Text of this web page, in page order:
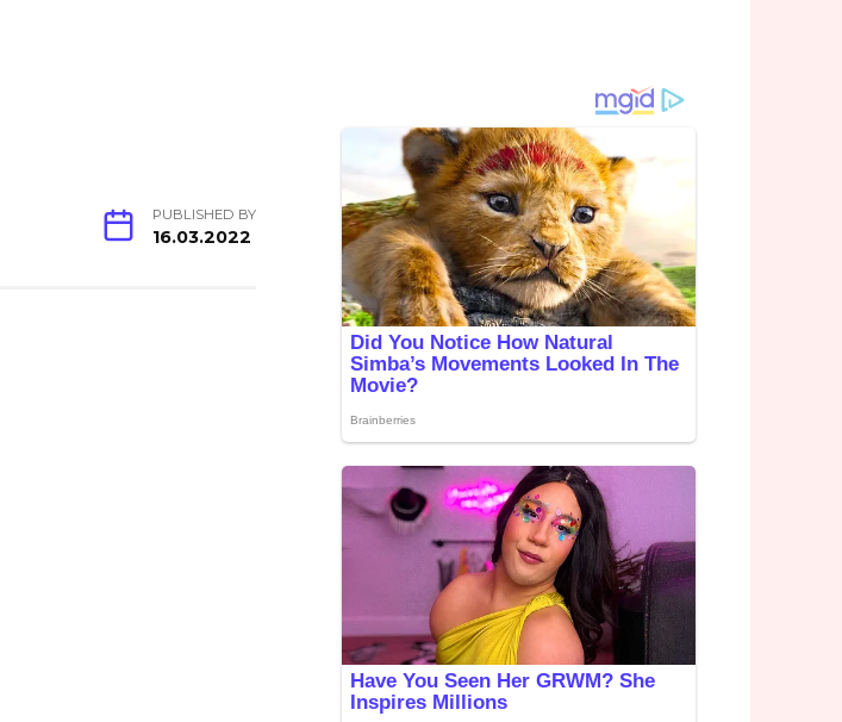
PUBLISHED BY
16.03.2022